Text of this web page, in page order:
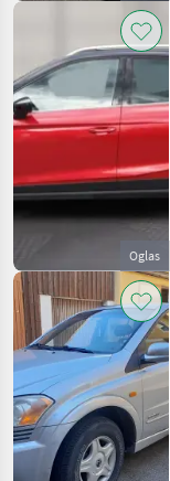
Oglas